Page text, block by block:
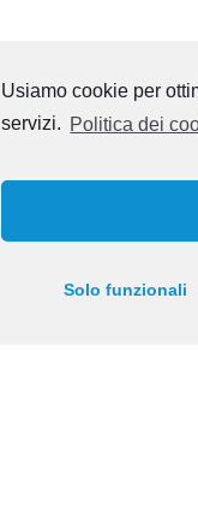
Usiamo cookie per
servizi. Politica dei
Solo funzionali